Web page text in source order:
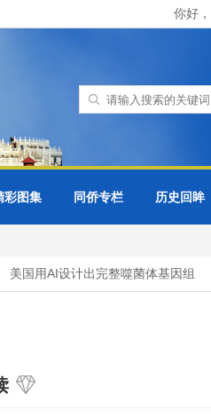
你好
彩图集 同侨专栏 历史回眸
美国用AI设计出完整噬菌体基因组